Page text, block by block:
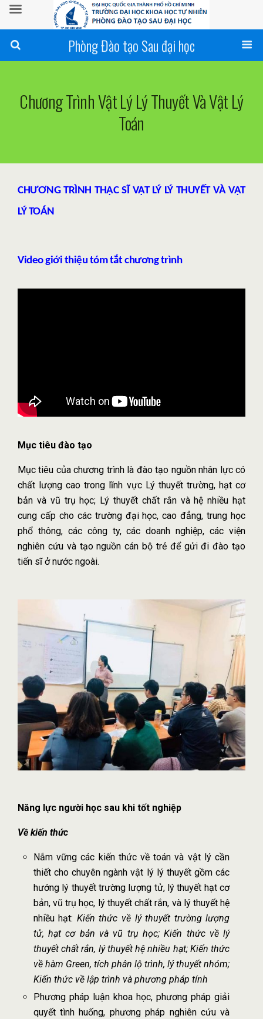
Phòng Đào tạo Sau đại học
Chương Trình Vật Lý Lý Thuyết Và Vật Lý
Toán
CHƯƠNG TRÌNH THẠC SĨ VẬT LÝ LÝ THUYẾT VÀ VẬT
LÝ TOÁN
Video giới thiệu tóm tắt chương trình
Mục tiêu đào tạo
Mục tiêu của chương trình là đào tạo nguồn nhân lực có
chất lượng cao trong lĩnh vực Lý thuyết trường, hạt cơ
bản và vũ trụ học; Lý thuyết chất rắn và hệ nhiều hạt
cung cấp cho các trường đại học, cao đẳng, trung học
phổ thông, các công ty, các doanh nghiệp, các viện
nghiên cứu và tạo nguồn cán bộ trẻ để gửi đi đào tạo
tiến sĩ ở nước ngoài.
Năng lực người học sau khi tốt nghiệp
Về kiến thức
Nắm vững các kiến thức về toán và vật lý cần
thiết cho chuyên ngành vật lý lý thuyết gồm các
hướng lý thuyết trường lượng tử, lý thuyết hạt cơ
bản, vũ trụ học, lý thuyết chất rắn, và lý thuyết hệ
nhiều hạt: Kiến thức về lý thuyết trường lượng
tử, hạt cơ bản và vũ trụ học;Kiến thức vềlý
thuyết chất rắn, lý thuyết hệ nhiều hạt; Kiến thức
về hàm Green, tích phân lộ trình, lý thuyết nhóm;
Kiến thức về lập trình và phương pháp tính
Phương pháp luận khoa học, phương pháp giải
quyết tình huống, phương pháp nghiên cứu và